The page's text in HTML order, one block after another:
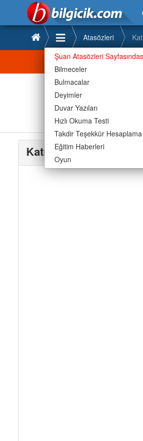
Şuan Atasözleri
Bilmeceler
Bulmacalar
Deyimler
Duvar Yazıları
Hızlı Okuma Testi
Takdir Teşekkür Hesaplama
Eğitim Haberleri
Oyun
Atasözleri
Atasözleri A B
Katıra “Baban Kim?”